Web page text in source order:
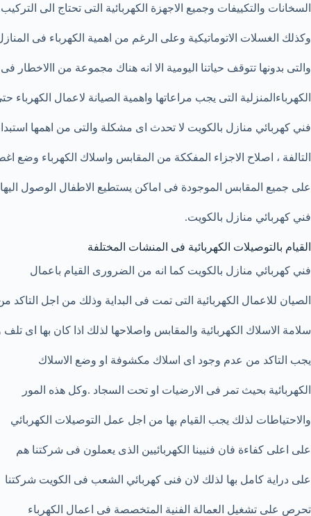
السخانات والتكييفات وجميع الاجهزة الكهربائية التى تحتاج الى التركيب
وكذلك الغسلات الاتوماتيكية وعلى الرغم من اهمية الكهرباء فى
والتى بدونها تتوقف حياتنا اليومية الا انه هناك مجموعة من االاخطار فى
الكهرباءالمنزلية التى يجب مراعاتها واهمية الصيانة لاعمال الكهرباء
فني كهربائي منازل بالكويت لا تحدث اى مشكلة والتى من اهمها
التالفة ، اصلاح الاجزاء المفككة من المقابس واسلاك الكهرباء وضع
على جميع المقابس الموجودة فى اماكن يستطيع الاطفال الوصول اليها
فني كهربائي منازل بالكويت.
القيام بالتوصيلات الكهربائية فى المنشات المختلفة
فني كهربائي منازل بالكويت كما انه من الضرورى القيام باعمال
الصيان للاعمال الكهربائية التى تمت فى البداية وذلك من اجل التاكد
سلامة الاسلاك الكهربائية والمقابس واصلاحها لذلك اذا كان بها اى تلف
يجب التاكد من عدم وجود اى اسلاك مكشوفة او وضع الاسلاك
الكهربائية بحيث تمر فى الارضيات او تحت السجاد .وكل هذه المور
والاحتياطات لذلك يجب القيام بها من اجل عمل التوصيلات الكهربائي
على اعلى كفاءة فان فنيينا الكهربائيين الذى يعملون فى شركتنا هم
على دراية كامل بها لذلك لان فنى كهربائي الشعب فى الكويت شركتنا
تحرص على تشغيل العمالة الفنية المتخصصة فى اعمال الكهرباء